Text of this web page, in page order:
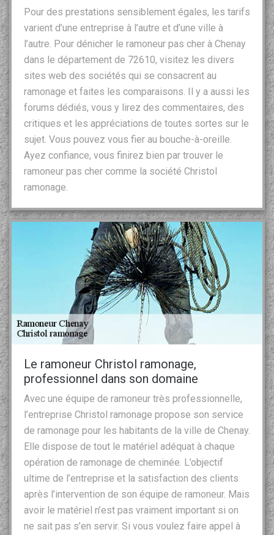
Pour des prestations sensiblement égales, les tarifs
varient d’une entreprise à l’autre et d’une ville à
l’autre. Pour dénicher le ramoneur pas cher à Chenay
dans le département de 72610, visitez les divers
sites web des sociétés qui se consacrent au
ramonage et faites les comparaisons. Il y a aussi les
forums dédiés, vous y lirez des commentaires, des
critiques et les appréciations de toutes sortes sur le
sujet. Vous pouvez vous fier au bouche-à-oreille.
Ayez confiance, vous finirez bien par trouver le
ramoneur pas cher comme la société Christol
ramonage.
Le ramoneur Christol ramonage,
professionnel dans son domaine
Avec une équipe de ramoneur très professionnelle,
l’entreprise Christol ramonage propose son service
de ramonage pour les habitants de la ville de Chenay.
Elle dispose de tout le matériel adéquat à chaque
opération de ramonage de cheminée. L’objectif
ultime de l’entreprise et la satisfaction des clients
après l’intervention de son équipe de ramoneur. Mais
avoir le matériel n’est pas vraiment important si on
ne sait pas s’en servir. Si vous voulez faire appel à